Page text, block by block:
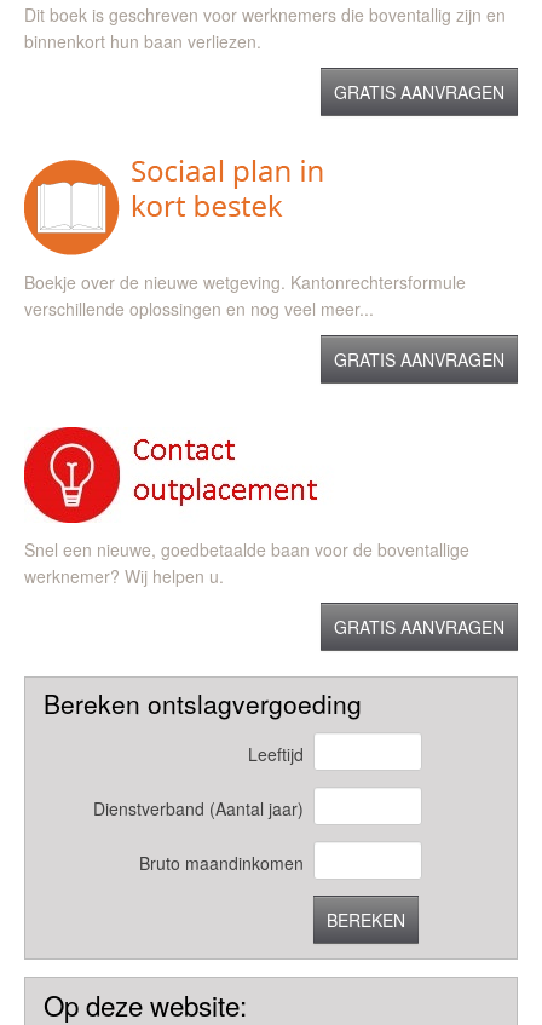
Dit boek is geschreven voor werknemers die boventallig zijn en
binnenkort hun baan verliezen.
GRATIS AANVRAGEN
Boekje over de nieuwe wetgeving. Kantonrechtersformule
verschillende oplossingen en nog veel meer...
GRATIS AANVRAGEN
Snel een nieuwe, goedbetaalde baan voor de boventallige
werknemer? Wij helpen u.
GRATIS AANVRAGEN
Bereken ontslagvergoeding
Leeftijd
Dienstverband (Aantal jaar)
Bruto maandinkomen
BEREKEN
Op deze website: